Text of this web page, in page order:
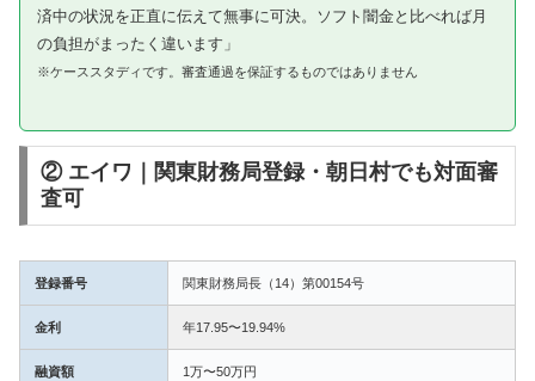
済中の状況を正直に伝えて無事に可決。ソフト闇金と比べれば月
の負担がまったく違います」
※ケーススタディです。審査通過を保証するものではありません
② エイワ｜関東財務局登録・朝日村でも対面審
査可
登録番号 関東財務局長（14）第00154号
金利 年17.95〜19.94%
融資額 1万〜50万円